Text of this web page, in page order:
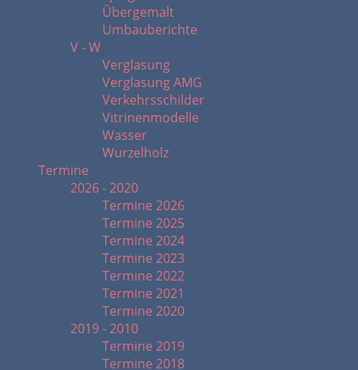
Übergemalt
Umbauberichte
V - W
Verglasung
Verglasung AMG
Verkehrsschilder
Vitrinenmodelle
Wasser
Wurzelholz
Termine
2026 - 2020
Termine 2026
Termine 2025
Termine 2024
Termine 2023
Termine 2022
Termine 2021
Termine 2020
2019 - 2010
Termine 2019
Termine 2018